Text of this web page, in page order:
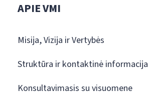
APIE VMI
Misija, Vizija ir Vertybės
Struktūra ir kontaktinė informacija
Konsultavimasis su visuomene